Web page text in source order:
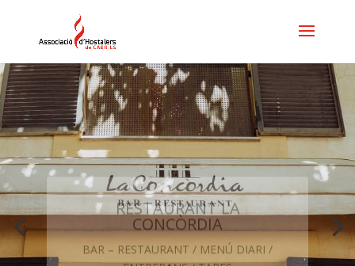
RESTAURANT LA
CONCÒRDIA
BAR – RESTAURANT / MENÚ DIARI /
ENTREPANS / TAPES